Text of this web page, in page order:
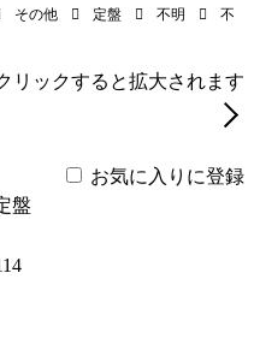
その他 定盤 不明
不
リックすると拡大されます
お気に入りに登録
盤